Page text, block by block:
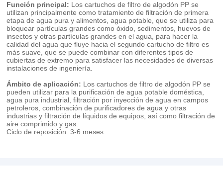
Función principal: Los cartuchos de filtro de algodón PP se
utilizan principalmente como tratamiento de filtración de primera
etapa de agua pura y alimentos, agua potable, que se utiliza para
bloquear partículas grandes como óxido, sedimentos, huevos de
insectos y otras partículas grandes en el agua, para hacer la
calidad del agua que fluye hacia el segundo cartucho de filtro es
más suave, que se puede combinar con diferentes tipos de
cubiertas de extremo para satisfacer las necesidades de diversas
instalaciones de ingeniería.
Ámbito de aplicación: Los cartuchos de filtro de algodón PP se
pueden utilizar para la purificación de agua potable doméstica,
agua pura industrial, filtración por inyección de agua en campos
petroleros, combinación de purificadores de agua y otras
industrias y filtración de líquidos de equipos, así como filtración de
aire comprimido y gas.
Ciclo de reposición: 3-6 meses.